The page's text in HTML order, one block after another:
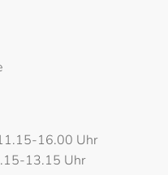
16.00 Uhr
13.15 Uhr